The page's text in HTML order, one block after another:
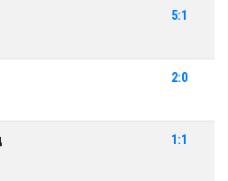
5:1
2:0
1:1